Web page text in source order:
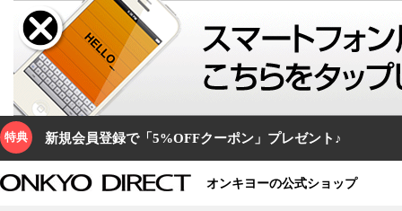
特典 新規会員登録で「5%OFFクーポン」プレゼント♪
オンキヨーの公式ショップ